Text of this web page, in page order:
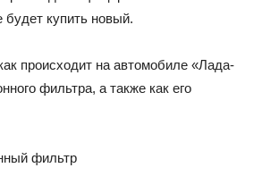
купить новый.
происходит на автомобиле «Лада-
фильтра, а также как его